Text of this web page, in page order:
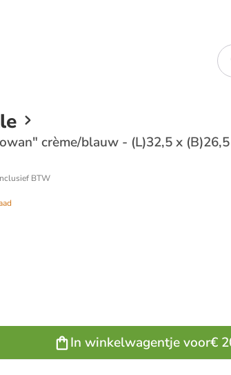
crème/blauw - (L)32,5 x
BTW
In winkelwagentje voor€